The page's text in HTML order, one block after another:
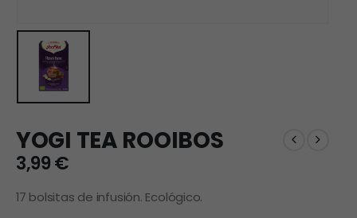
YOGI TEA ROOIBOS
3,99€
17 bolsitas de infusión. Ecológico.